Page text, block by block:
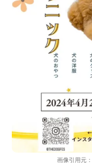
画像引用元：